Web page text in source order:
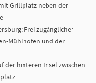
Grillplatz neben der
Frei zugänglicher
Mühlhofen und der
der hinteren Insel zwischen